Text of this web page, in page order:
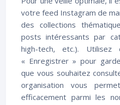
votre feed Instagram de
des collections
posts intéressants par
high-tech, etc.). Utilisez
« Enregistrer » pour
que vous souhaitez
organisation vous
efficacement parmi les